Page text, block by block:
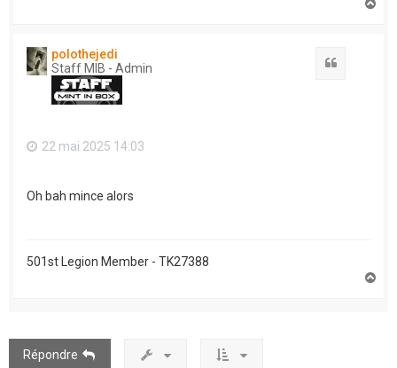
polothejedi
Staff MIB - Admin
22 mai 2025 14:03
Oh bah mince alors
501st Legion Member - TK27388
Répondre